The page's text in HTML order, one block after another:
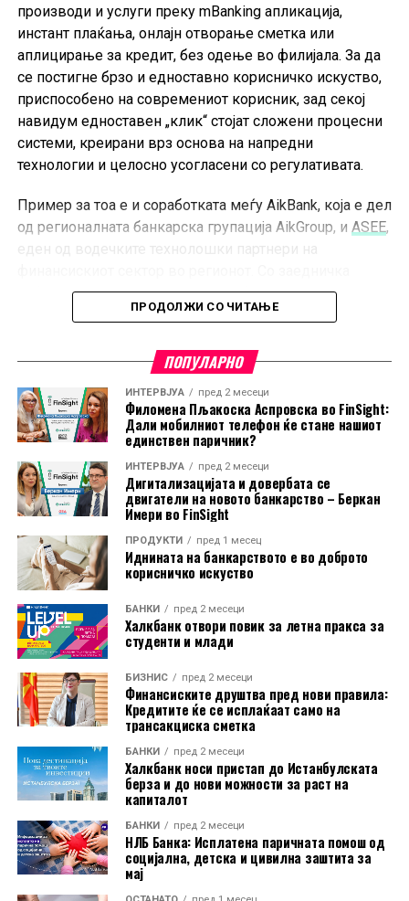
производи и услуги преку mBanking апликација,
инстант плаќања, онлајн отворање сметка или
аплицирање за кредит, без одење во филијала. За да
се постигне брзо и едноставно корисничко искуство,
приспособено на современиот корисник, зад секој
навидум едноставен „клик“ стојат сложени процесни
системи, креирани врз основа на напредни
технологии и целосно усогласени со регулативата.
Пример за тоа е и соработката меѓу AikBank, која е дел
од регионалната банкарска групација AikGroup, и ASEE,
работа на развојот на дигитални банкарски услуги,
овие две компании покажуваат како успешната
практика, а како дел од заедничката соработка
сметка, со што на клиентите им е овозможено кој
било од пакетите сметки да го отворат целосно
онлајн.
Во време кога корисниците на дигитални услуги
очекуваат едноставност, брзина и практичност,
фактор за конкурентноста на банките.
„Корисниците денес очекуваат дигиталното
банкарско искуство да биде подеднакво едноставно
како користењето на која било платформа, од
стриминг сервиси до апликации за купување или
превоз. Финансискиот сектор мора да најде начин да
одговори на тие пазарни очекувања во поглед на
практичноста
“, истакнува Маја Микиќ, членка на
Извршниот одбор за операции и технологии во
AikBank.
ПРОДОЛЖИ СО ЧИТАЊЕ
ПОПУЛАРНО
ИНТЕРВЈУА пред 2 месеци
Филомена Пљакоска Аспровска во FinSight:
Дали мобилниот телефон ќе стане нашиот
единствен паричник?
ИНТЕРВЈУА пред 2 месеци
Дигитализацијата и довербата се
двигатели на новото банкарство – Беркан
Имери во FinSight
ПРОДУКТИ пред 1 месец
Иднината на банкарството е во доброто
корисничко искуство
БАНКИ пред 2 месеци
Халкбанк отвори повик за летна пракса за
студенти и млади
БИЗНИС пред 2 месеци
Финансиските друштва пред нови правила:
Кредитите ќе се исплаќаат само на
трансакциска сметка
БАНКИ пред 2 месеци
Халкбанк носи пристап до Истанбулската
берза и до нови можности за раст на
капиталот
БАНКИ пред 2 месеци
НЛБ Банка: Исплатена паричната помош од
социјална, детска и цивилна заштита за
мај